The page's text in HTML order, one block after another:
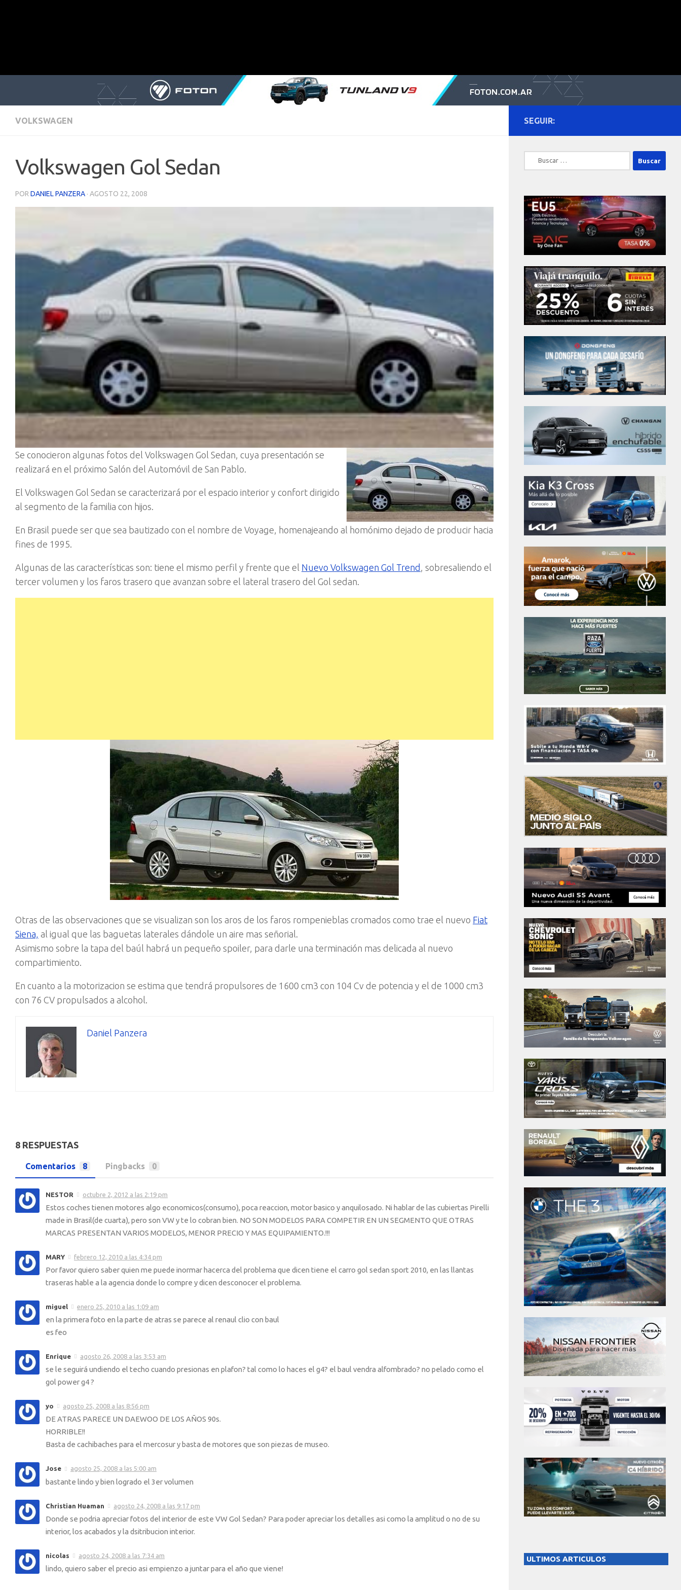
VOLKSWAGEN
Volkswagen Gol Sedan
POR DANIEL PANZERA · AGOSTO 22, 2008
Se conocieron algunas fotos del Volkswagen Gol Sedan, cuya presentación se
realizará en el próximo Salón del Automóvil de San Pablo.
El Volkswagen Gol Sedan se caracterizará por el espacio interior y confort dirigido
al segmento de la familia con hijos.
En Brasil puede ser que sea bautizado con el nombre de Voyage, homenajeando al homónimo dejado de producir hacia
fines de 1995.
Algunas de las caracterí­sticas son: tiene el mismo perfil y frente que el Nuevo Volkswagen Gol Trend , sobresaliendo el
tercer volumen y los faros trasero que avanzan sobre el lateral trasero del Gol sedan.
Otras de las observaciones que se visualizan son los aros de los faros rompenieblas cromados como trae el nuevo Fiat
Siena, al igual que las baguetas laterales dándole un aire mas señorial.
Asimismo sobre la tapa del baúl habrá un pequeño spoiler, para darle una terminación mas delicada al nuevo
compartimiento.
En cuanto a la motorizacion se estima que tendrá propulsores de 1600 cm3 con 104 Cv de potencia y el de 1000 cm3
con 76 CV propulsados a alcohol.
Daniel Panzera
8 RESPUESTAS
Comentarios 8 Pingbacks 0
NESTOR octubre 2, 2012 a las 2:19 pm
Estos coches tienen motores algo economicos(consumo), poca reaccion, motor basico y anquilosado. Ni hablar de las cubiertas Pirelli
made in Brasil(de cuarta), pero son VW y te lo cobran bien. NO SON MODELOS PARA COMPETIR EN UN SEGMENTO QUE OTRAS
MARCAS PRESENTAN VARIOS MODELOS, MENOR PRECIO Y MAS EQUIPAMIENTO.!!!
MARY febrero 12, 2010 a las 4:34 pm
Por favor quiero saber quien me puede inormar hacerca del problema que dicen tiene el carro gol sedan sport 2010, en las llantas
traseras hable a la agencia donde lo compre y dicen desconocer el problema.
miguel enero 25, 2010 a las 1:09 am
en la primera foto en la parte de atras se parece al renaul clio con baul
es feo
Enrique agosto 26, 2008 a las 3:53 am
se le seguirá undiendo el techo cuando presionas en plafon? tal como lo haces el g4? el baul vendra alfombrado? no pelado como el
gol power g4 ?
yo agosto 25, 2008 a las 8:56 pm
DE ATRAS PARECE UN DAEWOO DE LOS AÑOS 90s.
HORRIBLE!!
Basta de cachibaches para el mercosur y basta de motores que son piezas de museo.
Jose agosto 25, 2008 a las 5:00 am
bastante lindo y bien logrado el 3er volumen
Christian Huaman agosto 24, 2008 a las 9:17 pm
Donde se podria apreciar fotos del interior de este VW Gol Sedan? Para poder apreciar los detalles asi como la amplitud o no de su
interior, los acabados y la dsitribucion interior.
nicolas agosto 24, 2008 a las 7:34 am
lindo, quiero saber el precio asi empienzo a juntar para el año que viene!
SEGUIR:
Buscar:
ULTIMOS ARTICULOS